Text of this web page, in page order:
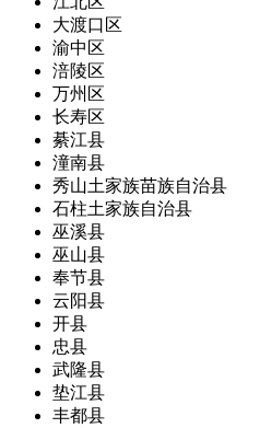
大渡口区
渝中区
涪陵区
万州区
长寿区
綦江县
潼南县
秀山土家族苗族自治县
石柱土家族自治县
巫溪县
巫山县
奉节县
云阳县
开县
忠县
武隆县
垫江县
丰都县